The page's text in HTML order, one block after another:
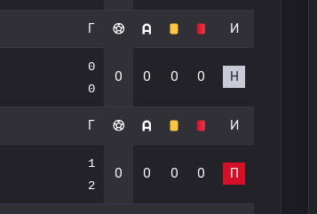
Г И
0
0
0 0 0 0 Н
Г И
1
2
0 0 0 0 П